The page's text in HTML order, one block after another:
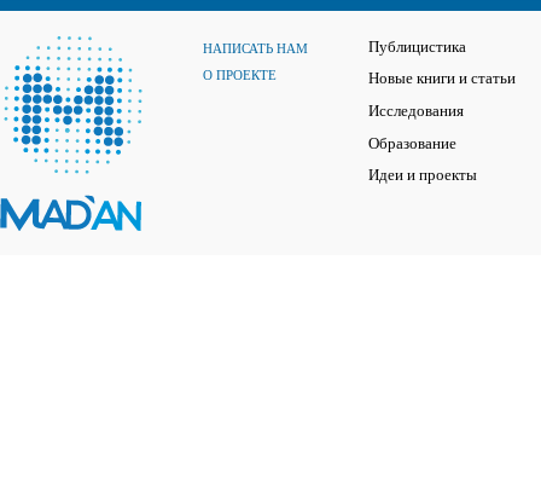
НАПИСАТЬ НАМ
О ПРОЕКТЕ
Публицистика
Новые книги и статьи
Исследования
Образование
Идеи и проекты